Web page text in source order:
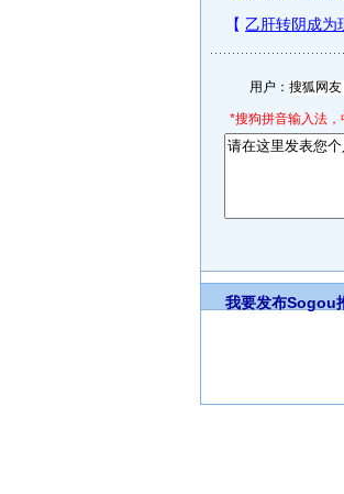
用户：
*搜狗拼音输入法
我要发布Sogou